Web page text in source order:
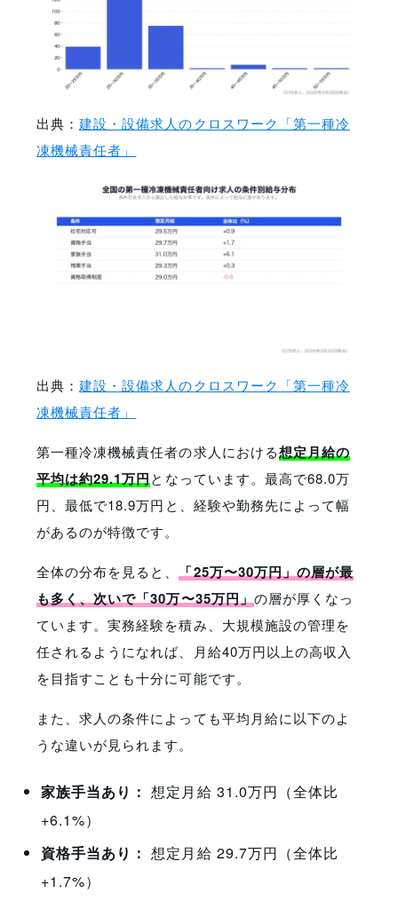
出典：建設・設備求人のクロスワーク「第一種冷
凍機械責任者」
出典：建設・設備求人のクロスワーク「第一種冷
凍機械責任者」
第一種冷凍機械責任者の求人における想定月給の
平均は約29.1万円となっています。最高で68.0万
円、最低で18.9万円と、経験や勤務先によって幅
があるのが特徴です。
全体の分布を見ると、「25万〜30万円」の層が最
も多く、次いで「30万〜35万円」の層が厚くなっ
ています。実務経験を積み、大規模施設の管理を
任されるようになれば、月給40万円以上の高収入
を目指すことも十分に可能です。
また、求人の条件によっても平均月給に以下のよ
うな違いが見られます。
家族手当あり： 想定月給 31.0万円（全体比
+6.1%）
資格手当あり： 想定月給 29.7万円（全体比
+1.7%）